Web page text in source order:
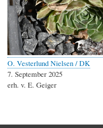
O. Vesterlund Nielsen / DK
7. September 2025
erh. v. E. Geiger